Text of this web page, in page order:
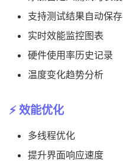
支持测试结果自动保存
实时效能监控图表
硬件使用率历史记录
温度变化趋势分析
⚡ 效能优化
多线程优化
提升界面响应速度